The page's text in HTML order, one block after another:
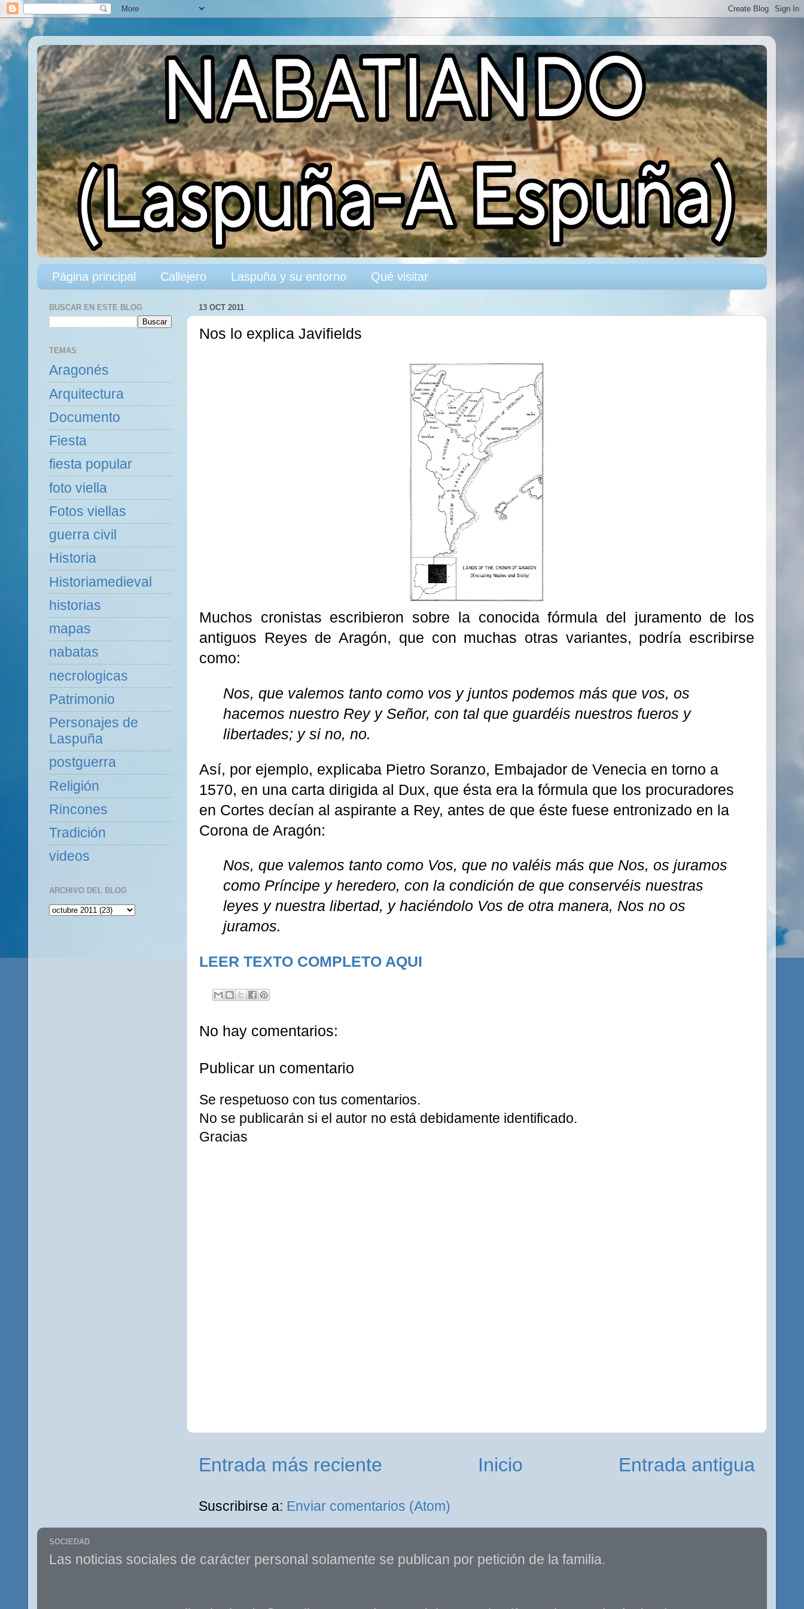
Página principal Callejero Laspuña y su entorno Qué visitar
13 OCT 2011
Nos lo explica Javifields
Muchos cronistas escribieron sobre la conocida fórmula del juramento de los
antiguos Reyes de Aragón, que con muchas otras variantes, podría escribirse
como:
Nos, que valemos tanto como vos y juntos podemos más que vos, os
hacemos nuestro Rey y Señor, con tal que guardéis nuestros fueros y
libertades; y si no, no.
Así, por ejemplo, explicaba Pietro Soranzo, Embajador de Venecia en torno a
1570, en una carta dirigida al Dux, que ésta era la fórmula que los procuradores
en Cortes decían al aspirante a Rey, antes de que éste fuese entronizado en la
Corona de Aragón:
Nos, que valemos tanto como Vos, que no valéis más que Nos, os juramos
como Príncipe y heredero, con la condición de que conservéis nuestras
leyes y nuestra libertad, y haciéndolo Vos de otra manera, Nos no os
juramos.
LEER TEXTO COMPLETO AQUI
No hay comentarios:
Publicar un comentario
Se respetuoso con tus comentarios.
No se publicarán si el autor no está debidamente identificado.
Gracias
Entrada más reciente Entrada antigua
Inicio
Suscribirse a: Enviar comentarios (Atom)
BUSCAR EN ESTE BLOG
TEMAS
Aragonés
Arquitectura
Documento
Fiesta
fiesta popular
foto viella
Fotos viellas
guerra civil
Historia
Historiamedieval
historias
mapas
nabatas
necrologicas
Patrimonio
Personajes de
Laspuña
postguerra
Religión
Rincones
Tradición
videos
ARCHIVO DEL BLOG
SOCIEDAD
Las noticias sociales de carácter personal solamente se publican por petición de la familia.